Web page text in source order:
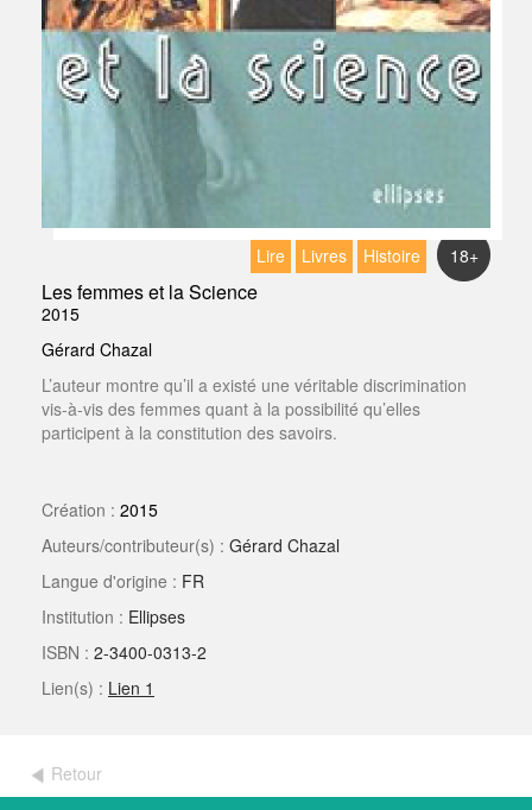
Lire Livres Histoire 18+
Les femmes et la Science
2015
Gérard Chazal
L’auteur montre qu’il a existé une véritable discrimination
vis-à-vis des femmes quant à la possibilité qu’elles
participent à la constitution des savoirs.
Création : 2015
Auteurs/contributeur(s) : Gérard Chazal
Langue d'origine : FR
Institution : Ellipses
ISBN : 2-3400-0313-2
Lien(s) : Lien 1
Retour